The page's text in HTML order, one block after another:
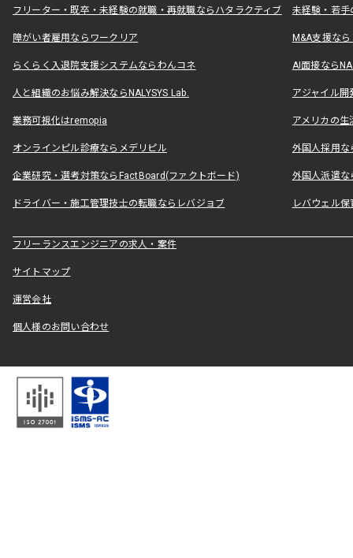
フリーター・既卒・未経験の就職・再就職ならハタラクティブ 未経験・若手
障がい者雇用ならワークリア M&A支援な
らくらく入退院支援システムならわんコネ AI面接なら
人と組織のお悩み解決ならNALYSYS Lab. アジャイル
業務可視化はremopia アメリカの
オンラインピル診療ならメデリピル 外国人採用
企業研究・選考対策ならFactBoard(ファクトボード) 外国人派遣な
ドライバー・施工管理技士の転職ならレバジョブ レバウェル
フリーランスエンジニアの求人・案件
サイトマップ
運営会社
個人様のお問い合わせ